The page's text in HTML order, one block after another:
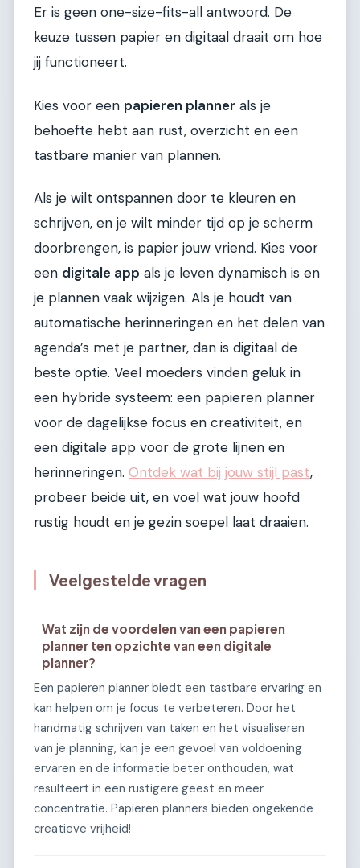
Er is geen one-size-fits-all antwoord. De
keuze tussen papier en digitaal draait om hoe
jij functioneert.
Kies voor een papieren planner als je
behoefte hebt aan rust, overzicht en een
tastbare manier van plannen.
Als je wilt ontspannen door te kleuren en
schrijven, en je wilt minder tijd op je scherm
doorbrengen, is papier jouw vriend. Kies voor
een digitale app als je leven dynamisch is en
je plannen vaak wijzigen. Als je houdt van
automatische herinneringen en het delen van
agenda’s met je partner, dan is digitaal de
beste optie. Veel moeders vinden geluk in
een hybride systeem: een papieren planner
voor de dagelijkse focus en creativiteit, en
een digitale app voor de grote lijnen en
herinneringen. Ontdek wat bij jouw stijl past,
probeer beide uit, en voel wat jouw hoofd
rustig houdt en je gezin soepel laat draaien.
Veelgestelde vragen
Wat zijn de voordelen van een papieren
planner ten opzichte van een digitale
planner?
Een papieren planner biedt een tastbare ervaring en
kan helpen om je focus te verbeteren. Door het
handmatig schrijven van taken en het visualiseren
van je planning, kan je een gevoel van voldoening
ervaren en de informatie beter onthouden, wat
resulteert in een rustigere geest en meer
concentratie. Papieren planners bieden ongekende
creatieve vrijheid!